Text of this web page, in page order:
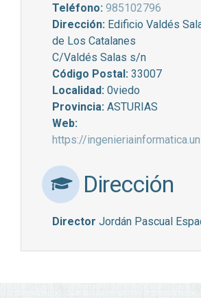
Teléfono: 985102796
Dirección: Edificio Valdés
de Los Catalanes
C/Valdés Salas s/n
Código Postal: 33007
Localidad: 0viedo
Provincia: ASTURIAS
Web:
https://
Dirección
Director Jordán Pascual